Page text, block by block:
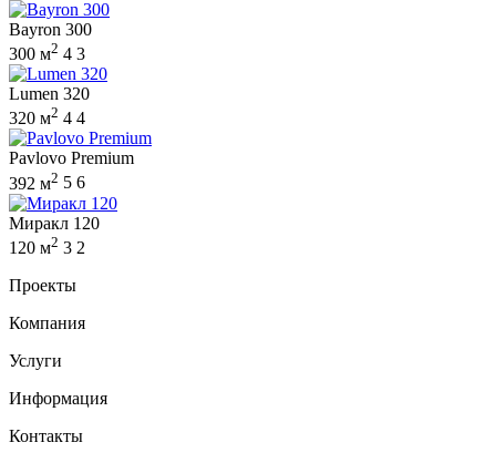
Bayron 300
300 м2 4 3
Lumen 320
320 м2 4 4
Pavlovo Premium
392 м2 5 6
Миракл 120
120 м2 3 2
Проекты
Компания
Услуги
Информация
Контакты